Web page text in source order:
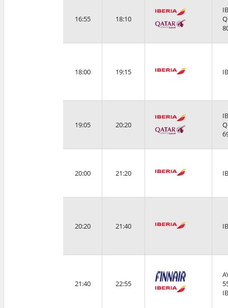
16:55 18:10
18:00 19:15
19:05 20:20
20:00 21:20
20:20 21:40
21:40 22:55